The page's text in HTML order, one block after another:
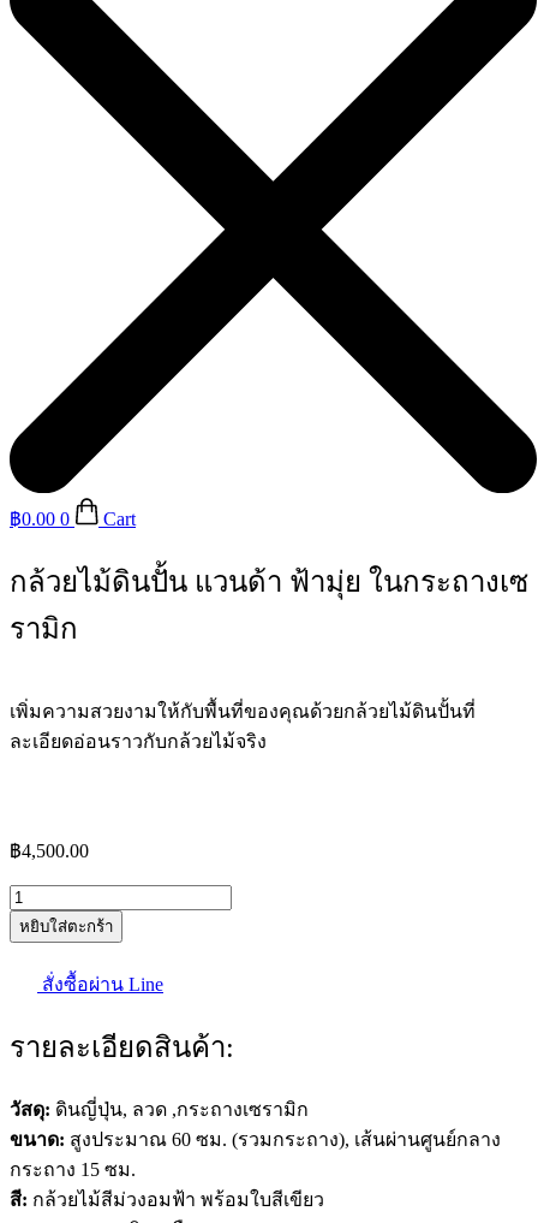
฿0.00 0 Cart
กล้วยไม้ดินปั้น แวนด้า ฟ้ามุ่ย ในกระถางเซ
รามิก
เพิ่มความสวยงามให้กับพื้นที่ของคุณด้วยกล้วยไม้ดินปั้นที่
ละเอียดอ่อนราวกับกล้วยไม้จริง
฿4,500.00
จำนวน
กล้วยไม้
ด้า
มุ่ย
ใน
กระถาง
เซ
หยิบใส่ตะกร้า
สั่งซื้อผ่าน Line
รายละเอียดสินค้า:
วัสดุ: ดินญี่ปุ่น, ลวด ,กระถางเซรามิก
ขนาด: สูงประมาณ 60 ซม. (รวมกระถาง), เส้นผ่านศูนย์กลาง
กระถาง 15 ซม.
สี: กล้วยไม้สีม่วงอมฟ้า พร้อมใบสีเขียว